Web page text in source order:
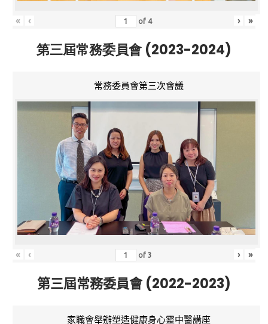
« ‹ of 4 › »
第三屆常務委員會 (2023-2024)
常務委員會第三次會議
« ‹ of3 › »
第三屆常務委員會 (2022-2023)
家職會舉辦塑造健康身心靈中醫講座